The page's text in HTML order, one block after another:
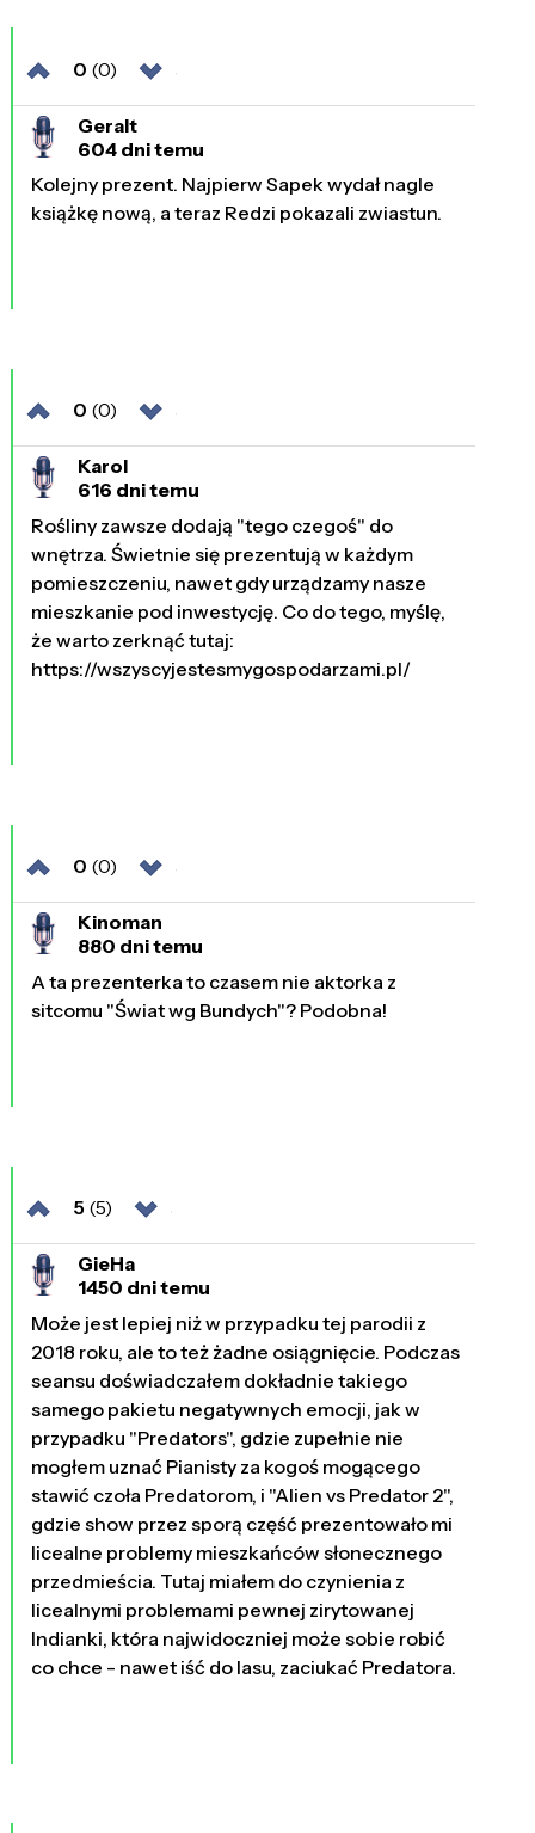
0 (0)
Geralt
604 dni temu
Kolejny prezent. Najpierw Sapek wydał nagle
książkę nową, a teraz Redzi pokazali zwiastun.
0 (0)
Karol
616 dni temu
Rośliny zawsze dodają "tego czegoś" do
wnętrza. Świetnie się prezentują w każdym
pomieszczeniu, nawet gdy urządzamy nasze
mieszkanie pod inwestycję. Co do tego, myślę,
że warto zerknąć tutaj:
https://wszyscyjestesmygospodarzami.pl/
0 (0)
Kinoman
880 dni temu
A ta prezenterka to czasem nie aktorka z
sitcomu "Świat wg Bundych"? Podobna!
5 (5)
GieHa
1450 dni temu
Może jest lepiej niż w przypadku tej parodii z
2018 roku, ale to też żadne osiągnięcie. Podczas
seansu doświadczałem dokładnie takiego
samego pakietu negatywnych emocji, jak w
przypadku "Predators", gdzie zupełnie nie
mogłem uznać Pianisty za kogoś mogącego
stawić czoła Predatorom, i "Alien vs Predator 2",
gdzie show przez sporą część prezentowało mi
licealne problemy mieszkańców słonecznego
przedmieścia. Tutaj miałem do czynienia z
licealnymi problemami pewnej zirytowanej
Indianki, która najwidoczniej może sobie robić
co chce - nawet iść do lasu, zaciukać Predatora.